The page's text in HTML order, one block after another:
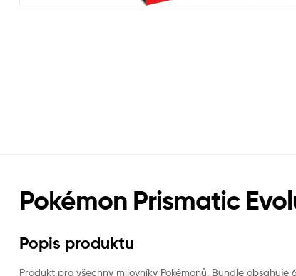
Pokémon Prismatic
Popis produktu
Produkt pro všechny milovníky Pokémonů. Bundle obsahuje